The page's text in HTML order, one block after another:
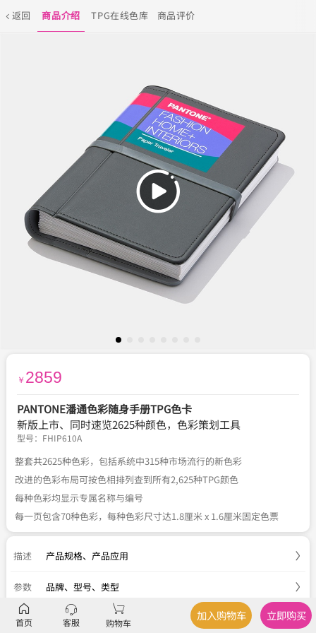
返回 商品介绍 TPG在线色库 商品评价
￥ 2859
PANTONE潘通色彩随身手册TPG色卡
新版上市、同时速览2625种颜色，色彩策划工具
型号： FHIP610A
整套共2625种色彩，包括系统中315种市场流行的新色彩
改进的色彩布局可按色相排列查到所有2,625种TPG颜色
每种色彩均显示专属名称与编号
每一页包含70种色彩，每种色彩尺寸达1.8厘米 x 1.6厘米固定色票
描述 产品规格、 产品应用
参数 品牌、型号、类型
服务 官方正品 关于税费、 七天退换
首页 客服 购物车
加入购物车 立即购买